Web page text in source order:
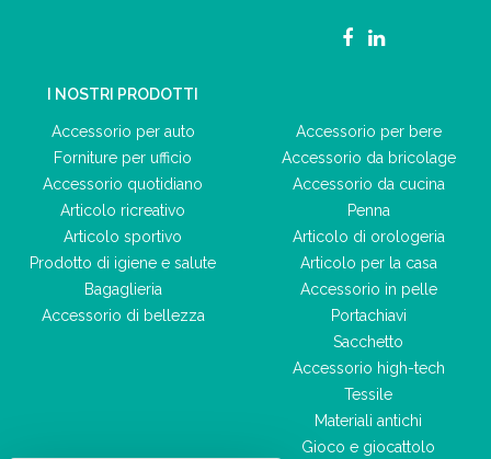
I NOSTRI PRODOTTI
Accessorio per auto
Forniture per ufficio
Accessorio quotidiano
Articolo ricreativo
Articolo sportivo
Prodotto di igiene e salute
Bagaglieria
Accessorio di bellezza
Accessorio per bere
Accessorio da bricolage
Accessorio da cucina
Penna
Articolo di orologeria
Articolo per la casa
Accessorio in pelle
Portachiavi
Sacchetto
Accessorio high-tech
Tessile
Materiali antichi
Gioco e giocattolo